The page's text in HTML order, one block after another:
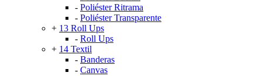
- Poliéster Ritrama
- Poliéster Transparente
+ 13 Roll Ups
- Roll Ups
+ 14 Textil
- Banderas
- Canvas